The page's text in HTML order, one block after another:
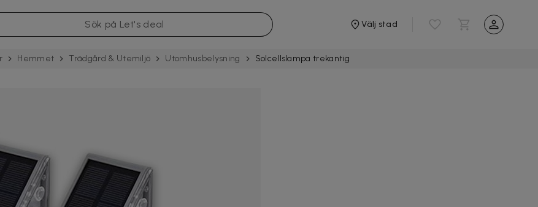
Välj stad
Hemmet Trädgård & Utemiljö Utomhusbelysning Solcellslampa trekantig